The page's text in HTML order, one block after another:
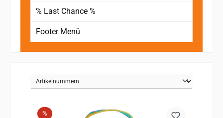
% Last Chance %
Footer Menü
%Rabatt